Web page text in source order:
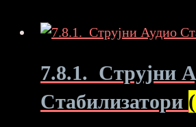
7.8.1. Струјни
Стабилизатори